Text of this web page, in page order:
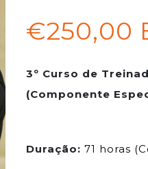
€250,00
3º Curso de
(Componente
Duração: 71 horas